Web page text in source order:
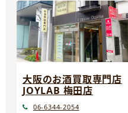
大阪のお酒買取専門店
JOYLAB 梅田店
06-6344-2054